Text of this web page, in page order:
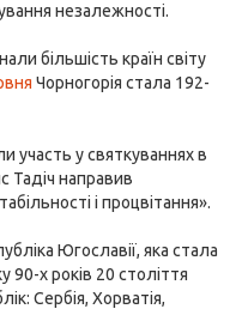
незалежності.
більшість країн світу
Чорногорія стала 192-
участь у святкуваннях в
Тадіч направив
і процвітання».
Югославії, яка стала
х років 20 століття
Сербія, Хорватія,